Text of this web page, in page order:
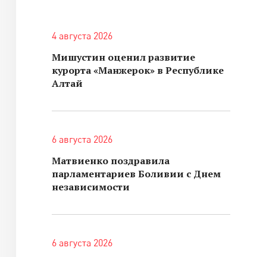
4 августа 2026
Мишустин оценил развитие
курорта «Манжерок» в Республике
Алтай
6 августа 2026
Матвиенко поздравила
парламентариев Боливии с Днем
независимости
6 августа 2026